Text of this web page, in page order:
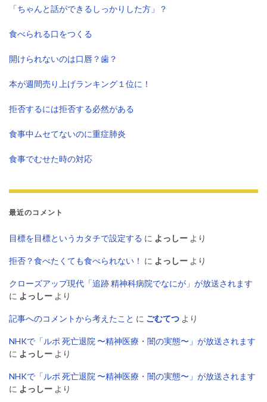
「ちゃんと話ができるしっかりした方」？
食べられる口をつくる
開けられないのは口唇？歯？
本が週間売り上げランキング１位に！
拒否するには拒否する必然がある
食事中ムセてないのに重症肺炎
食事でむせた時の対応
最近のコメント
目標を目標というカタチで設定する に よっしー より
拒否？食べたくても食べられない！ に よっしー より
クローズアップ現代「追跡 精神科病院でなにが」が放送されます
に よっしー より
記事へのコメントから考えたこと に ごむてつ より
NHKで「ルポ 死亡退院 〜精神医療・闇の実態〜」が放送されます
に よっしー より
NHKで「ルポ 死亡退院 〜精神医療・闇の実態〜」が放送されます
に よっしー より